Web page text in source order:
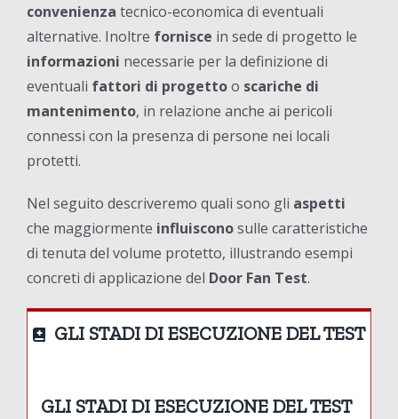
convenienza tecnico-economica di eventuali
alternative. Inoltre fornisce in sede di progetto le
informazioni necessarie per la definizione di
eventuali fattori di progettoo scariche di
mantenimento, in relazione anche ai pericoli
connessi con la presenza di persone nei locali
protetti.
Nel seguito descriveremo quali sono gli aspetti
che maggiormente influisconosulle caratteristiche
di tenuta del volume protetto, illustrando esempi
concreti di applicazione del Door Fan Test.
GLI STADI DI ESECUZIONE DEL TEST
GLI STADI DI ESECUZIONE DEL TEST